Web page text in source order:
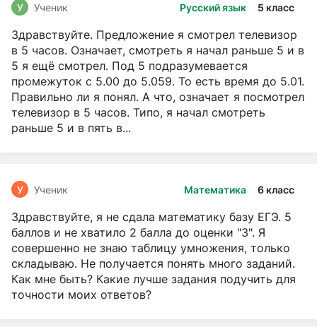
Русский язык 5 класс
У Ученик
Здравствуйте. Предложение я смотрел телевизор
в 5 часов. Означает, смотреть я начал раньше 5 и в
5 я ещё смотрел. Под 5 подразумевается
промежуток с 5.00 до 5.059. То есть время до 5.01.
Правильно ли я понял. А что, означает я посмотрел
телевизор в 5 часов. Типо, я начал смотреть
раньше 5 и в пять в...
Математика 6 класс
У Ученик
Здравствуйте, я не сдала математику базу ЕГЭ. 5
баллов и не хватило 2 балла до оценки "3". Я
совершенно не знаю таблицу умножения, только
складываю. Не получается понять много заданий.
Как мне быть? Какие лучше задания подучить для
точности моих ответов?